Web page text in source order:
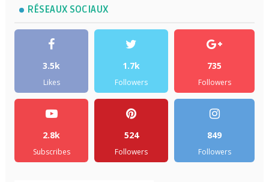
RÉSEAUX SOCIAUX
3.5k
Likes
1.7k
Followers
735
Followers
2.8k
Subscribes
524
Followers
849
Followers